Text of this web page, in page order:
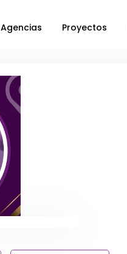
Agencias Proyectos